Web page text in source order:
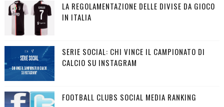
LA REGOLAMENTAZIONE DELLE DIVISE DA GIOCO
IN ITALIA
SERIE SOCIAL: CHI VINCE IL CAMPIONATO DI
CALCIO SU INSTAGRAM
FOOTBALL CLUBS SOCIAL MEDIA RANKING